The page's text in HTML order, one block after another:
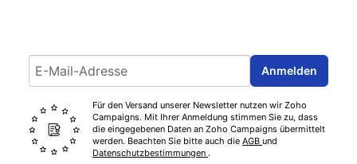
Email address Anmelden
Für den Versand unserer Newsletter nutzen wir Zoho
Campaigns. Mit Ihrer Anmeldung stimmen Sie zu, dass
die eingegebenen Daten an Zoho Campaigns übermittelt
werden. Beachten Sie bitte auch die AGB und
Datenschutzbestimmungen .